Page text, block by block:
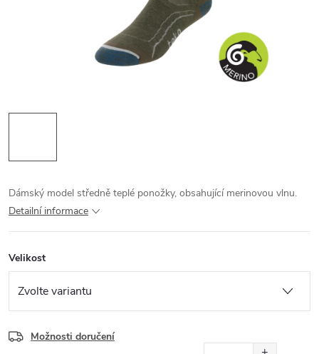
Dámský model středně teplé ponožky, obsahující merinovou vlnu.
Detailní informace
Velikost
Možnosti doručení